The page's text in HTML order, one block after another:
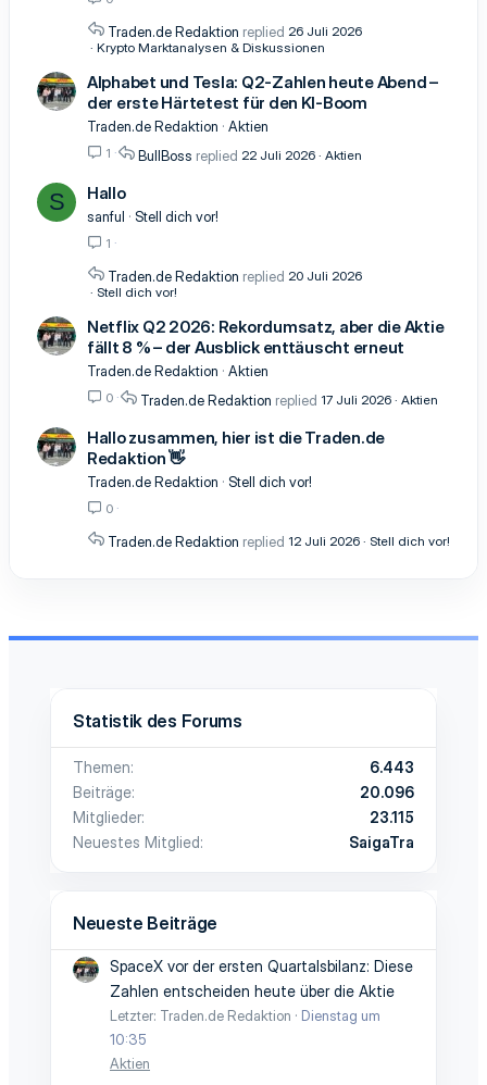
Krypto Marktanalysen & Diskussionen
26 Juli 2026
Traden.de Redaktion
Alphabet und Tesla: Q2-Zahlen heute Abend –
der erste Härtetest für den KI-Boom
Traden.de Redaktion Aktien
1 Aktien
22 Juli 2026
BullBoss
S Hallo
sanful Stell dich vor!
1
Stell dich vor!
20 Juli 2026
Traden.de Redaktion
Netflix Q2 2026: Rekordumsatz, aber die Aktie
fällt 8 % – der Ausblick enttäuscht erneut
Traden.de Redaktion Aktien
0 Aktien
17 Juli 2026
Traden.de Redaktion
Hallo zusammen, hier ist die Traden.de
Redaktion 👋
Traden.de Redaktion Stell dich vor!
0
Stell dich vor!
12 Juli 2026
Traden.de Redaktion
Statistik des Forums
Themen
6.443
Beiträge
20.096
Mitglieder
23.115
Neuestes Mitglied
SaigaTra
Neueste Beiträge
SpaceX vor der ersten Quartalsbilanz: Diese
Zahlen entscheiden heute über die Aktie
Letzter: Traden.de Redaktion
Dienstag um
10:35
Aktien